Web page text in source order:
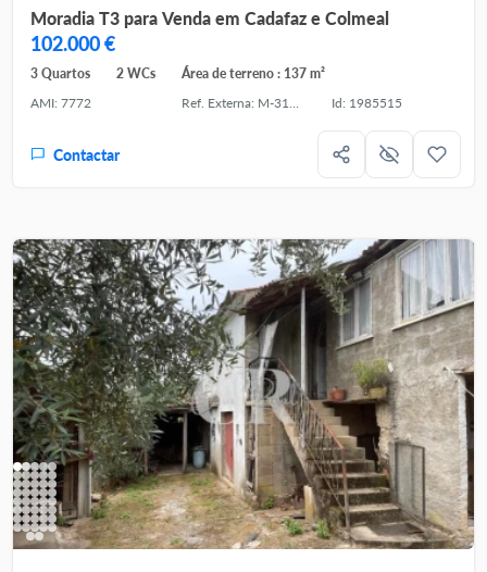
Moradia T3 para Venda em Cadafaz e Colmeal
102.000 €
3 Quartos 2 WCs
Área de terreno : 137 m²
AMI: 7772
Ref. Externa: M-31195 Id: 1985515
Contactar